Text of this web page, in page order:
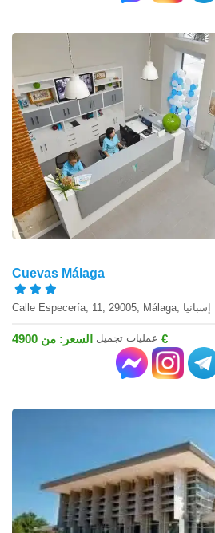
Cuevas Málaga
Calle Especería, 11, 29005, Málaga, إسبانيا
عمليات تجميل السعر: من 4900 €